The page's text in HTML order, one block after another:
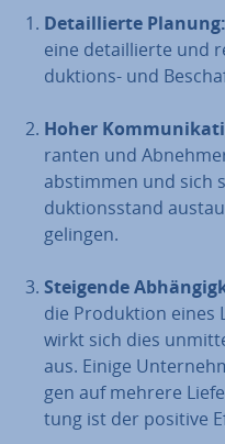
De­tail­lier­te Planung:
eine de­tail­lier­te und
duk­ti­ons- und
Hoher
ran­ten und
abstimmen und sich
duk­ti­ons­stand
gelingen.
Steigende
die Pro­duk­ti­on eines
wirkt sich dies
aus. Einige
gen auf mehrere
tung ist der positive